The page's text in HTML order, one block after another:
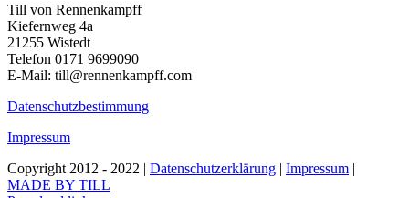
Till von Rennenkampff
Kiefernweg 4a
21255 Wistedt
Telefon 0171 9699090
E-Mail: till@rennenkampff.com
Datenschutzbestimmung
Impressum
Copyright 2012 - 2022 | Datenschutzerklärung | Impressum |
MADE BY TILL